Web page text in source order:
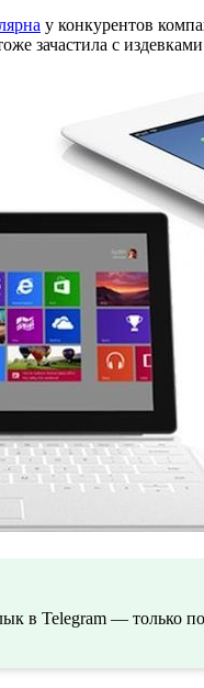
у конкурентов
зачастила с
в Telegram — только